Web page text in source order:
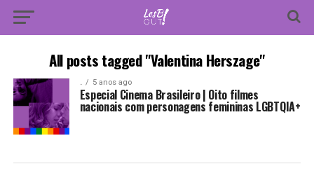
All posts tagged "Valentina Herszage"
. 5 anos ago
Especial Cinema Brasileiro | Oito filmes
nacionais com personagens femininas LGBTQIA+